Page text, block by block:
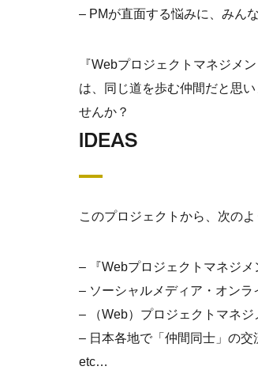
– PMが直面する悩みに、みん
『Webプロジェクトマネジメ
は、同じ道を歩む仲間だと思
せんか？
IDEAS
このプロジェクトから、次の
– 『Webプロジェクトマネジ
– ソーシャルメディア・オンラ
– （Web）プロジェクトマネ
– 日本各地で「仲間同士」の交
etc…